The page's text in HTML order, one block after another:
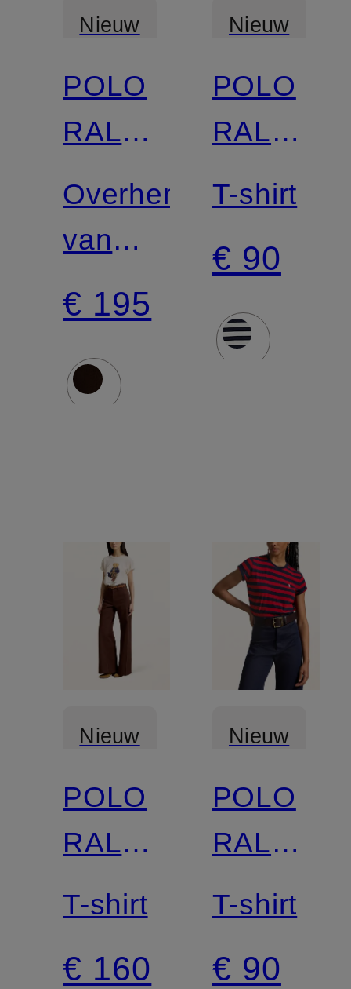
Nieuw
POLO
RALPH
LAUREN
Overhemdblouse
van
corduroy
€ 195
Nieuw
POLO
RALPH
LAUREN
T-shirt
€ 90
Nieuw
POLO
RALPH
LAUREN
T-shirt
€ 160
Nieuw
POLO
RALPH
LAUREN
T-shirt
€ 90